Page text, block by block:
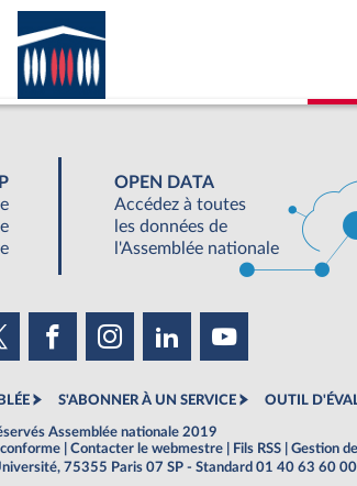
OPEN DATA
Accédez à toutes
les données de
l'Assemblée nationale
S'ABONNER À UN SERVICE OUTIL
Assemblée nationale 2019
Contacter le webmestre Fils RSS
Gestion
75355 Paris 07 SP - Standard 01 40 63 60 00